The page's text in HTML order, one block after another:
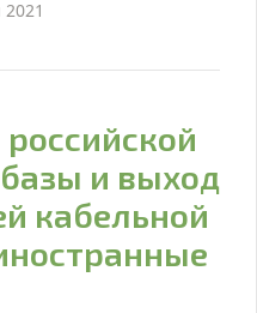
и выход
кабельной